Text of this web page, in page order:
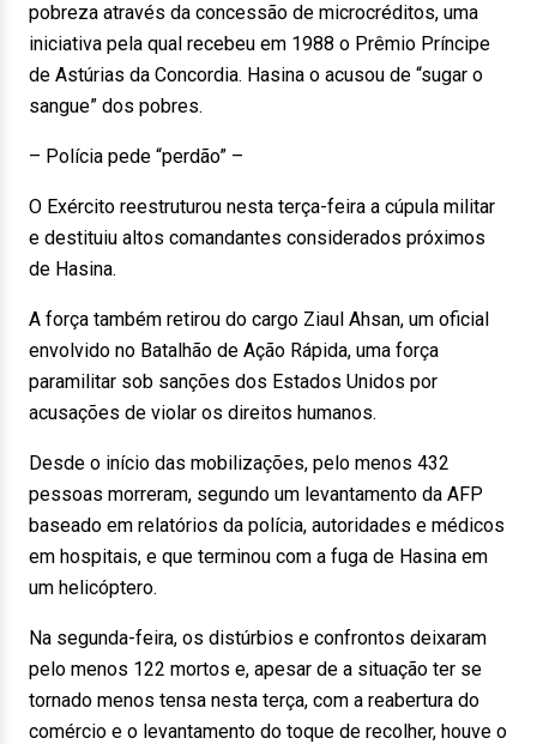
pobreza através da concessão de microcréditos, uma
iniciativa pela qual recebeu em 1988 o Prêmio Príncipe
de Astúrias da Concordia. Hasina o acusou de “sugar o
sangue” dos pobres.
– Polícia pede “perdão” –
O Exército reestruturou nesta terça-feira a cúpula militar
e destituiu altos comandantes considerados próximos
de Hasina.
A força também retirou do cargo Ziaul Ahsan, um oficial
envolvido no Batalhão de Ação Rápida, uma força
paramilitar sob sanções dos Estados Unidos por
acusações de violar os direitos humanos.
Desde o início das mobilizações, pelo menos 432
pessoas morreram, segundo um levantamento da AFP
baseado em relatórios da polícia, autoridades e médicos
em hospitais, e que terminou com a fuga de Hasina em
um helicóptero.
Na segunda-feira, os distúrbios e confrontos deixaram
pelo menos 122 mortos e, apesar de a situação ter se
tornado menos tensa nesta terça, com a reabertura do
comércio e o levantamento do toque de recolher, houve o